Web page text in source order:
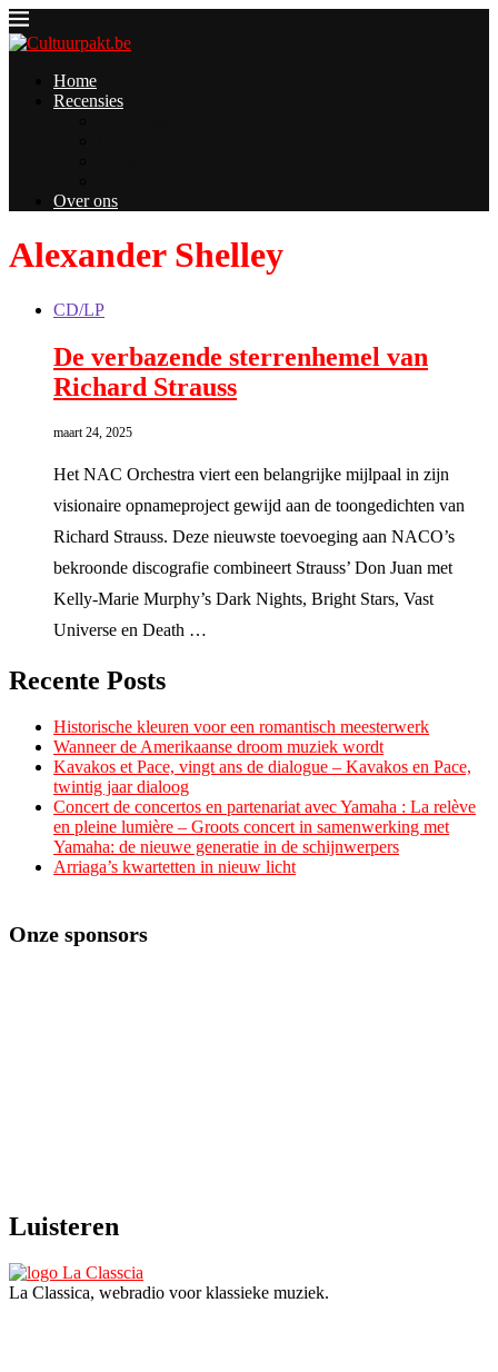
Home
Recensies
Over ons
Alexander Shelley
CD/LP
De verbazende sterrenhemel van
Richard Strauss
maart 24, 2025
Het NAC Orchestra viert een belangrijke mijlpaal in zijn
visionaire opnameproject gewijd aan de toongedichten van
Richard Strauss. Deze nieuwste toevoeging aan NACO’s
bekroonde discografie combineert Strauss’ Don Juan met
Kelly-Marie Murphy’s Dark Nights, Bright Stars, Vast
Universe en Death …
Recente Posts
Historische kleuren voor een romantisch meesterwerk
Wanneer de Amerikaanse droom muziek wordt
Kavakos et Pace, vingt ans de dialogue – Kavakos en Pace,
twintig jaar dialoog
Concert de concertos en partenariat avec Yamaha : La relève
en pleine lumière – Groots concert in samenwerking met
Yamaha: de nieuwe generatie in de schijnwerpers
Arriaga’s kwartetten in nieuw licht
Onze sponsors
Luisteren
La Classica, webradio voor klassieke muziek.